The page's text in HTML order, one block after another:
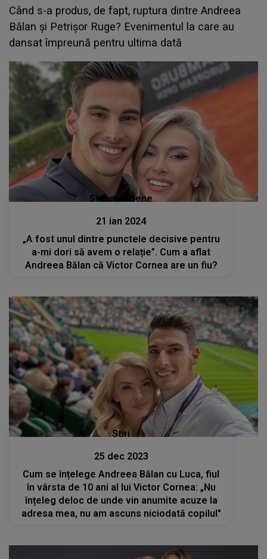
Când s-a produs, de fapt, ruptura dintre Andreea
Bălan și Petrișor Ruge? Evenimentul la care au
dansat împreună pentru ultima dată
Stiri mondene
21 ian 2024
„A fost unul dintre punctele decisive pentru
a-mi dori să avem o relație”. Cum a aflat
Andreea Bălan că Victor Cornea are un fiu?
Stiri
25 dec 2023
Cum se înțelege Andreea Bălan cu Luca, fiul
în vârsta de 10 ani al lui Victor Cornea: „Nu
înțeleg deloc de unde vin anumite acuze la
adresa mea, nu am ascuns niciodată copilul"